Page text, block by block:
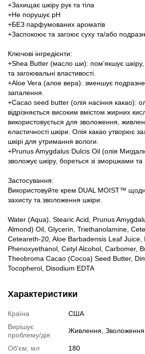
+Захищає шкіру рук та тіла
+Не порушує рН
+БЕЗ парфумованих ароматів
+Заспокоює та загоює суху та/або
Ключові інгредієнти:
+Shea Butter (масло ши): пом’якшує шкіру,
та загоювальні властивості.
+Aloe Vera (алое вера): зменшує
запалення.
+Cacao seed butter (олія насіння какао):
відрізняється високим вмістом жирних
використовується для зволоження,
еластичності шкіри. Олія какао утворює
шкірі для утримання вологи.
+Prunus Amygdalus Dulcis Oil (олія
зволожує шкіру, бореться зі зморшками та
Застосування:
Використовуйте крем DUAL MOIST™
захисту та зволоження шкіри.
Water (Aqua), Stearic Acid, Prunus
Almond) Oil, Glycerin, Triethanolamine,
Ceteareth-20, Aloe Barbadensis Leaf Juice,
Phenoxyethanol, Cetyl Alcohol, Carbomer,
Theobroma Cacao (Cocoa) Seed Butter,
Tocopherol, Disodium EDTA
Характеристики
Країна
США
Вирішує
проблему/дія
Живлення Зволоження
Об'єм, мл 180